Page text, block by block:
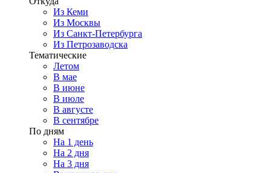
Из Кеми
Из Москвы
Из Санкт-Петербурга
Из Петрозаводска
Тематические
Летом
В мае
В июне
В июле
В августе
В сентябре
По дням
На 1 день
На 2 дня
На 3 дня